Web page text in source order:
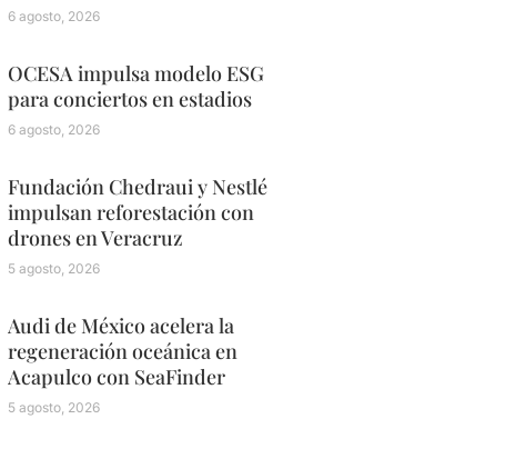
6 agosto, 2026
OCESA impulsa modelo ESG
para conciertos en estadios
6 agosto, 2026
Fundación Chedraui y Nestlé
impulsan reforestación con
drones en Veracruz
5 agosto, 2026
Audi de México acelera la
regeneración oceánica en
Acapulco con SeaFinder
5 agosto, 2026